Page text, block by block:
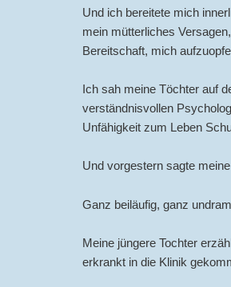
Und ich bereitete mich
mein mütterliches
Bereitschaft, mich
Ich sah meine Töchter auf
verständnisvollen
Unfähigkeit zum Leben
Und vorgestern sagte
Ganz beiläufig, ganz
Meine jüngere Tochter
erkrankt in die Klinik